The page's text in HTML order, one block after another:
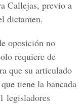
Callejas, previo a
dictamen.
oposición no
requiere de
que su articulado
tiene la bancada
legisladores